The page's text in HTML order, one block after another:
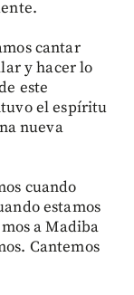
cantar
y hacer lo
este
el espíritu
nueva
cuando
estamos
a Madiba
Cantemos